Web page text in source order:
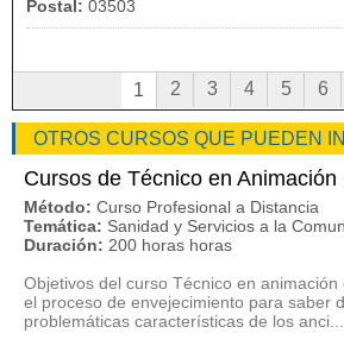
Postal: 03503
1 2 3 4 5 6
OTROS CURSOS QUE PUEDEN
Cursos de Técnico en
Método: Curso Profesional a Distancia
Temática: Sanidad y Servicios a la
Duración: 200 horas horas
Objetivos del curso Técnico en
el proceso de envejecimiento para saber
problemáticas características de los anci...